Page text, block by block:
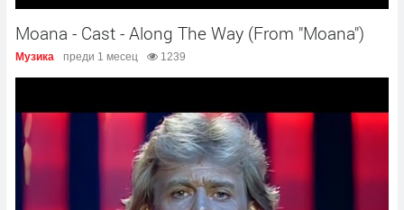
Moana - Cast - Along The Way (From "Moana")
Музика преди 1 месец 1239